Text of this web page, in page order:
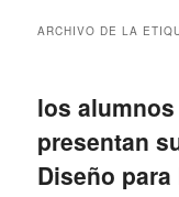
ARCHIVO DE LA
los
presentan
Diseño